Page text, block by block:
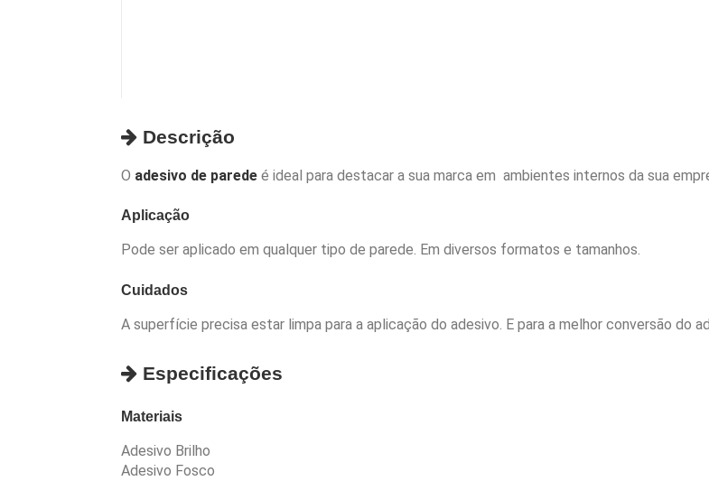
Descrição
O adesivo de parede é ideal para destacar a sua marca em ambientes internos da sua
Aplicação
Pode ser aplicado em qualquer tipo de parede. Em diversos formatos e tamanhos.
Cuidados
A superfície precisa estar limpa para a aplicação do adesivo. E para a melhor conversão do
Especificações
Materiais
Adesivo Brilho
Adesivo Fosco